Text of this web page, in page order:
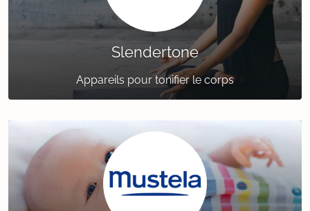
Slendertone
Appareils pour tonifier le corps